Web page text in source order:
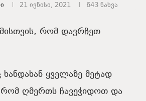
21 ივნისი, 2021 643 ნახვა
რომ დავრჩეთ
ყველაზე მეტად
ღმერთს ჩავეჭიდოთ და